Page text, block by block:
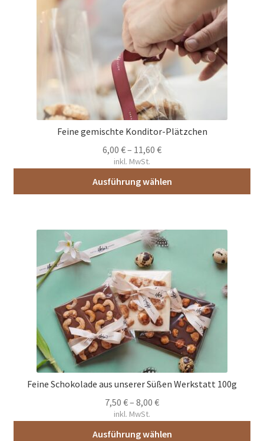
Feine gemischte Konditor-Plätzchen
6,00 €– 11,60 €
inkl. MwSt.
Ausführung wählen
weist
mehrere
Varianten
auf.
Die
Optionen
können
auf
Produktseite
gewählt
Feine Schokolade aus unserer Süßen Werkstatt 100g
7,50 €– 8,00 €
inkl. MwSt.
Ausführung wählen